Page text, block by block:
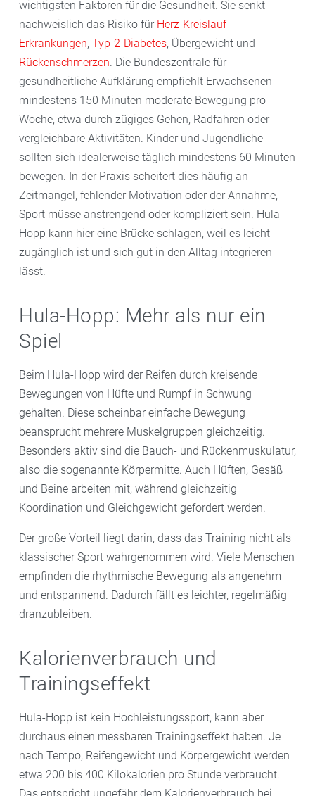
wichtigsten Faktoren für die Gesundheit. Sie senkt
nachweislich das Risiko für Herz-Kreislauf-
Erkrankungen, Typ-2-Diabetes, Übergewicht und
Rückenschmerzen. Die Bundeszentrale für
gesundheitliche Aufklärung empfiehlt Erwachsenen
mindestens 150 Minuten moderate Bewegung pro
Woche, etwa durch zügiges Gehen, Radfahren oder
vergleichbare Aktivitäten. Kinder und Jugendliche
sollten sich idealerweise täglich mindestens 60 Minuten
bewegen. In der Praxis scheitert dies häufig an
Zeitmangel, fehlender Motivation oder der Annahme,
Sport müsse anstrengend oder kompliziert sein. Hula-
Hopp kann hier eine Brücke schlagen, weil es leicht
zugänglich ist und sich gut in den Alltag integrieren
lässt.
Hula-Hopp: Mehr als nur ein
Spiel
Beim Hula-Hopp wird der Reifen durch kreisende
Bewegungen von Hüfte und Rumpf in Schwung
gehalten. Diese scheinbar einfache Bewegung
beansprucht mehrere Muskelgruppen gleichzeitig.
Besonders aktiv sind die Bauch- und Rückenmuskulatur,
also die sogenannte Körpermitte. Auch Hüften, Gesäß
und Beine arbeiten mit, während gleichzeitig
Koordination und Gleichgewicht gefordert werden.
Der große Vorteil liegt darin, dass das Training nicht als
klassischer Sport wahrgenommen wird. Viele Menschen
empfinden die rhythmische Bewegung als angenehm
und entspannend. Dadurch fällt es leichter, regelmäßig
dranzubleiben.
Kalorienverbrauch und
Trainingseffekt
Hula-Hopp ist kein Hochleistungssport, kann aber
durchaus einen messbaren Trainingseffekt haben. Je
nach Tempo, Reifengewicht und Körpergewicht werden
etwa 200 bis 400 Kilokalorien pro Stunde verbraucht.